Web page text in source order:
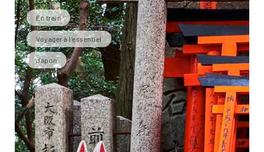
En train
Voyager à l’essentiel
Japon